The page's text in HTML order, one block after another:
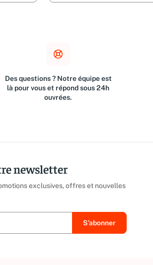
Des questions ? Notre équipe est
là pour vous et répond sous 24h
ouvrées.
newsletter
exclusives, offres et nouvelles